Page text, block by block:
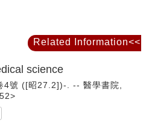
science
4號 ([昭27.2])-. -- 醫學書院,
Related Information<<